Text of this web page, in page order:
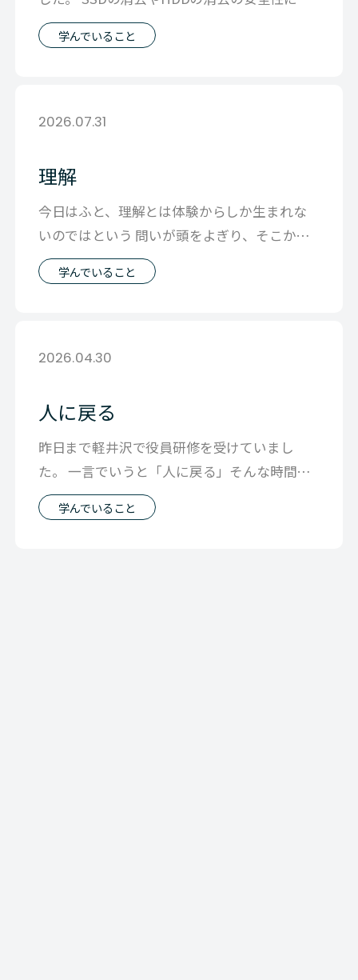
する技術的な話が繰り広げられる
学んでいること
2026.07.31
理解
今日はふと、理解とは体験からしか生まれな
いのではという 問いが頭をよぎり、そこから
理解するとはどういうことなのか につい
学んでいること
2026.04.30
人に戻る
昨日まで軽井沢で役員研修を受けていまし
た。 一言でいうと「人に戻る」そんな時間だ
ったなと 週１のミーティングや、月１の経
学んでいること